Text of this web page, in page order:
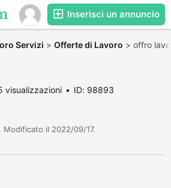
Inserisci un annuncio
Servizi > Offerte di Lavoro > offro
visualizzazioni ID: 98893
il 2022/09/17.